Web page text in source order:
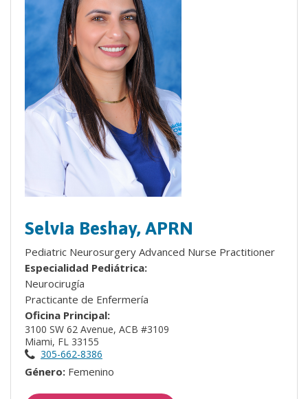
Selvia Beshay, APRN
Pediatric Neurosurgery Advanced Nurse Practitioner
Especialidad Pediátrica:
Neurocirugía
Practicante de Enfermería
Oficina Principal:
3100 SW 62 Avenue, ACB #3109
Miami, FL 33155
305-662-8386
Género: Femenino